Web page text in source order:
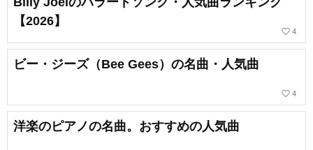
【2026】
favorite_border 4
ビー・ジーズ（Bee Gees）の名曲・人気曲
favorite_border 4
洋楽のピアノの名曲。おすすめの人気曲